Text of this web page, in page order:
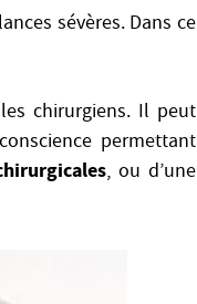
sévères. Dans ce
chirurgiens. Il peut
permettant
, ou d’une